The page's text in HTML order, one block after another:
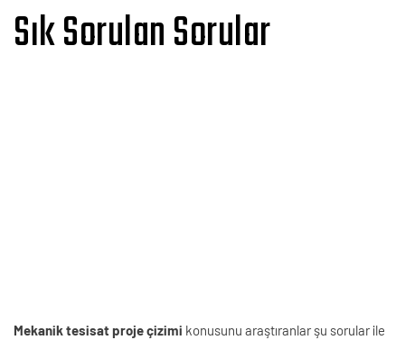
Sık Sorulan Sorular
Mekanik tesisat proje çizimi konusunu araştıranlar şu sorular ile